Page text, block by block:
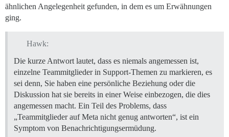
ähnlichen Angelegenheit gefunden, in dem es um Erwähnungen
ging.
Hawk:
Die kurze Antwort lautet, dass es niemals angemessen ist,
einzelne Teammitglieder in Support-Themen zu markieren, es
sei denn, Sie haben eine persönliche Beziehung oder die
Diskussion hat sie bereits in einer Weise einbezogen, die dies
angemessen macht. Ein Teil des Problems, dass
„Teammitglieder auf Meta nicht genug antworten“, ist ein
Symptom von Benachrichtigungsermüdung.